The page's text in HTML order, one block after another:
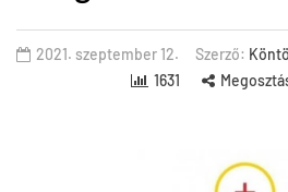
2021. szeptember 12. Szerző:
1631